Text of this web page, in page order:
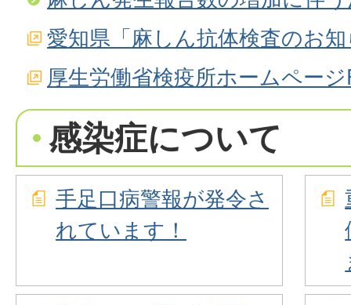
愛知県「麻しん抗体検査のお
厚生労働省検疫所ホームページ
感染症について
手足口病警報が発令さ
れています！